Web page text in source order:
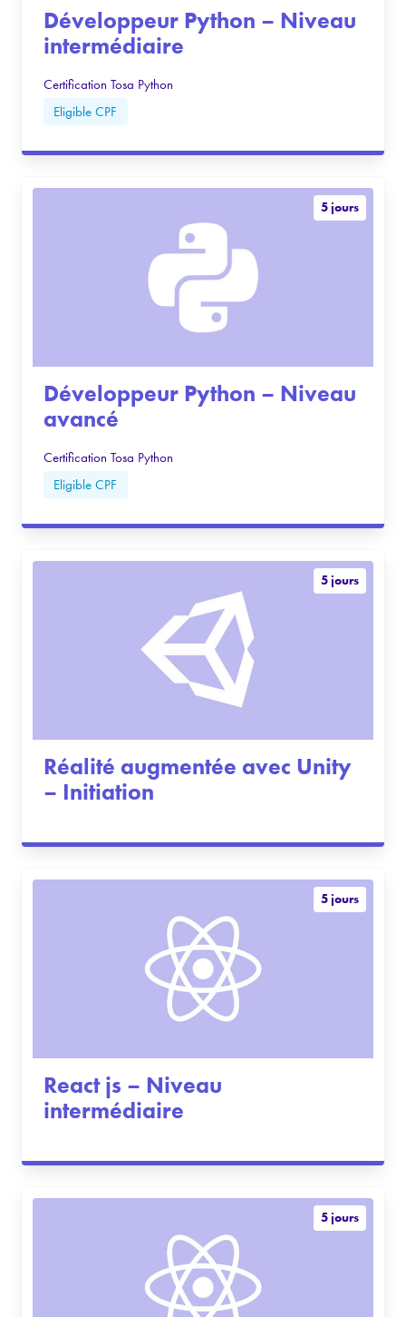
Développeur Python – Niveau
intermédiaire
Certification Tosa Python
Eligible CPF
5 jours
Développeur Python – Niveau
avancé
Certification Tosa Python
Eligible CPF
5 jours
Réalité augmentée avec Unity
– Initiation
5 jours
React js – Niveau
intermédiaire
5 jours